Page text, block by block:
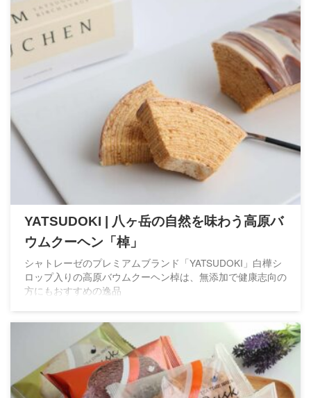
YATSUDOKI | 八ヶ岳の自然を味わう高原バ
ウムクーヘン「棹」
シャトレーゼのプレミアムブランド「YATSUDOKI」白樺シ
ロップ入りの高原バウムクーヘン棹は、無添加で健康志向の
方にもおすすめの逸品